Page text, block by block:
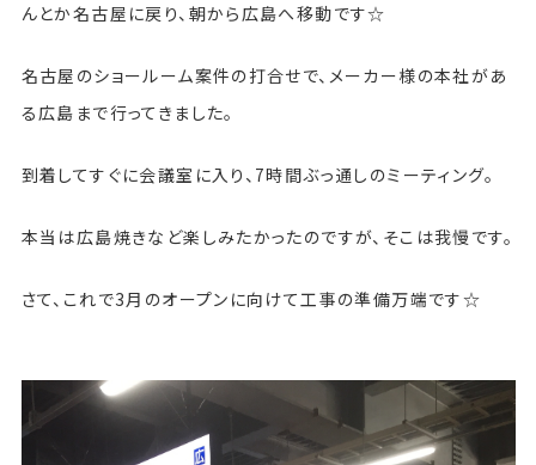
んとか名古屋に戻り、朝から広島へ移動です☆
名古屋のショールーム案件の打合せで、メーカー様の本社があ
る広島まで行ってきました。
到着してすぐに会議室に入り、7時間ぶっ通しのミーティング。
本当は広島焼きなど楽しみたかったのですが、そこは我慢です。
さて、これで3月のオープンに向けて工事の準備万端です☆